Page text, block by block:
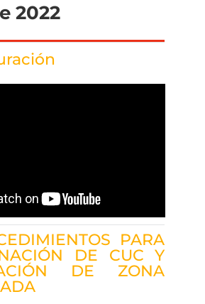
2022
PARA
DE CUC Y
DE ZONA